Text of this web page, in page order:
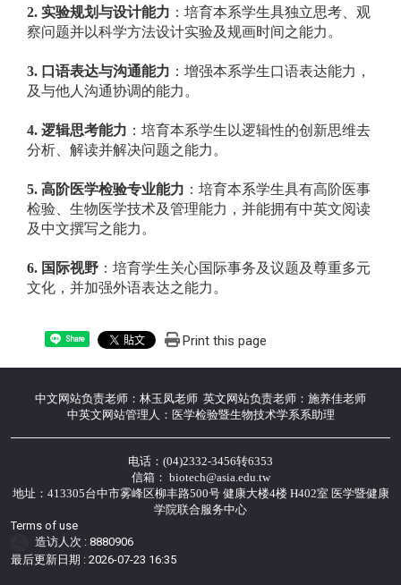
2. 实验规划与设计能力 ：培育本系学生具独立思考、观
察问题并以科学方法设计实验及规画时间之能力。
3. 口 语表达与沟通能力 ：增强本系学生口语表达能力，
及与他人沟通协调的能力。
4. 逻辑思考能力 ：培育本系学生以逻辑性的创新思维去
分析、解读并解决问题之能力。
5. 高阶医学检验专业能力 ：培育本系学生具有高阶医事
检验、生物医学技术及管理能力，并能拥有中英文阅读
及中文撰写之能力。
6. 国 际视野 ：培育学生关心国际事务及议题及尊重多元
文化，并加强外语表达之能力。
Share Print this page
中文网站负责老师：林玉凤老师 英文网站负责老师：施养佳老师
中英文网站管理人：医学检验暨生物技术学系系助理
电话：(04)2332-3456转6353
信箱： biotech@asia.edu.tw
地址：413305台中市雾峰区柳丰路500号 健康大楼4楼 H402室 医学暨健康
学院联合服务中心
Terms of use
造访人次 : 8880906
最后更新日期 :2026-07-23 16:35